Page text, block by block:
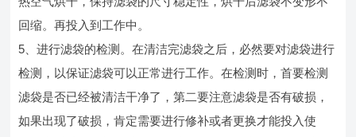
回缩。再投入到工作中。
5、进行滤袋的检测。在清洁完滤袋之后，必然要对滤袋进行
检测，以保证滤袋可以正常进行工作。在检测时，首要检测
滤袋是否已经被清洁干净了，第二要注意滤袋是否有破损，
如果出现了破损，肯定需要进行修补或者更换才能投入使